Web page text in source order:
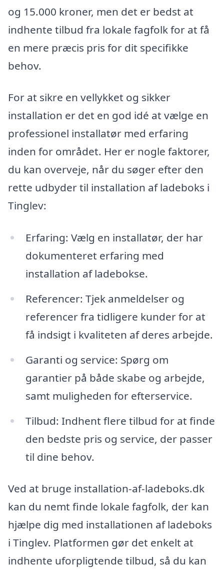
og 15.000 kroner, men det er bedst at
indhente tilbud fra lokale fagfolk for at få
en mere præcis pris for dit specifikke
behov.
For at sikre en vellykket og sikker
installation er det en god idé at vælge en
professionel installatør med erfaring
inden for området. Her er nogle faktorer,
du kan overveje, når du søger efter den
rette udbyder til installation af ladeboks i
Tinglev:
Erfaring: Vælg en installatør, der har
dokumenteret erfaring med
installation af ladebokse.
Referencer: Tjek anmeldelser og
referencer fra tidligere kunder for at
få indsigt i kvaliteten af deres arbejde.
Garanti og service: Spørg om
garantier på både skabe og arbejde,
samt muligheden for efterservice.
Tilbud: Indhent flere tilbud for at finde
den bedste pris og service, der passer
til dine behov.
Ved at bruge installation-af-ladeboks.dk
kan du nemt finde lokale fagfolk, der kan
hjælpe dig med installationen af ladeboks
i Tinglev. Platformen gør det enkelt at
indhente uforpligtende tilbud, så du kan